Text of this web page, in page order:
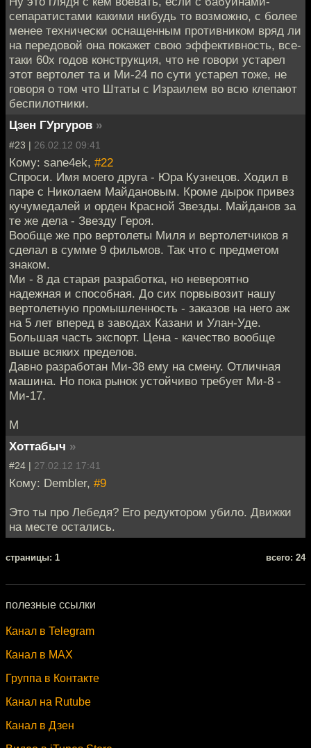
сепаратистами какими нибудь то возможно, с более
менее технически оснащенным противником вряд ли
на передовой она покажет свою эффективность, все-
таки 60х годов конструкция, что не говори устарел
этот вертолет та и Ми-24 по сути устарел тоже, не
говоря о том что Штаты с Израилем во всю клепают
беспилотники.
Цзен ГУргуров »
#23 | 26.02.12 09:41
Кому: sane4ek, #22
Спроси. Имя моего друга - Юра Кузнецов. Ходил в
паре с Николаем Майдановым. Кроме дырок привез
кучумедалей и орден Красной Звезды. Майданов за
те же дела - Звезду Героя.
Вообще же про вертолеты Миля и вертолетчиков я
сделал в сумме 9 фильмов. Так что с предметом
знаком.
Ми - 8 да старая разработка, но невероятно
надежная и способная. До сих порвывозит нашу
вертолетную промышленность - заказов на него аж
на 5 лет вперед в заводах Казани и Улан-Уде.
Большая часть экспорт. Цена - качество вообще
выше всяких пределов.
Давно разработан Ми-38 ему на смену. Отличная
машина. Но пока рынок устойчиво требует Ми-8 -
Ми-17.
М
Хоттабыч »
#24 | 27.02.12 17:41
Кому: Dembler, #9
Это ты про Лебедя? Его редуктором убило. Движки
на месте остались.
cтраницы: 1 всего: 24
полезные ссылки
Канал в Telegram
Канал в MAX
Группа в Контакте
Канал на Rutube
Канал в Дзен